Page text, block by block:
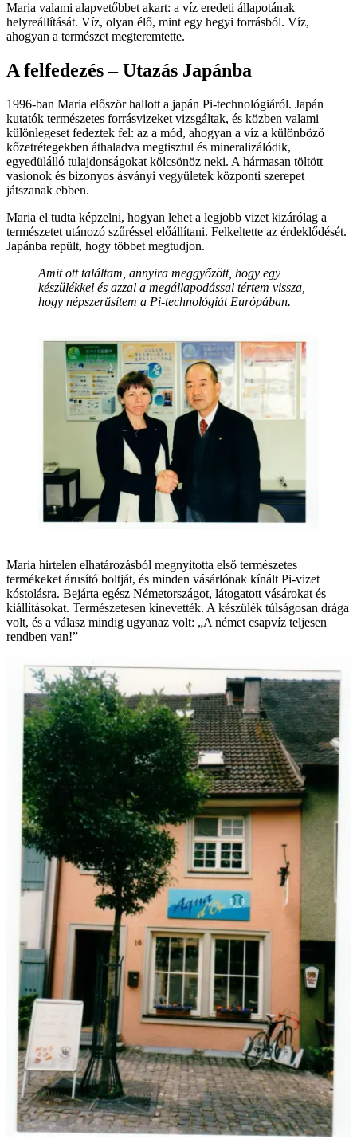
Maria valami alapvetőbbet akart: a víz eredeti állapotának
helyreállítását. Víz, olyan élő, mint egy hegyi forrásból. Víz,
ahogyan a természet megteremtette.
A felfedezés – Utazás Japánba
1996-ban Maria először hallott a japán Pi-technológiáról. Japán
kutatók természetes forrásvizeket vizsgáltak, és közben valami
különlegeset fedeztek fel: az a mód, ahogyan a víz a különböző
kőzetrétegekben áthaladva megtisztul és mineralizálódik,
egyedülálló tulajdonságokat kölcsönöz neki. A hármasan töltött
vasionok és bizonyos ásványi vegyületek központi szerepet
játszanak ebben.
Maria el tudta képzelni, hogyan lehet a legjobb vizet kizárólag a
természetet utánozó szűréssel előállítani. Felkeltette az érdeklődését.
Japánba repült, hogy többet megtudjon.
Amit ott találtam, annyira meggyőzött, hogy egy
készülékkel és azzal a megállapodással tértem vissza,
hogy népszerűsítem a Pi-technológiát Európában.
Maria hirtelen elhatározásból megnyitotta első természetes
termékeket árusító boltját, és minden vásárlónak kínált Pi-vizet
kóstolásra. Bejárta egész Németországot, látogatott vásárokat és
kiállításokat. Természetesen kinevették. A készülék túlságosan drága
volt, és a válasz mindig ugyanaz volt: „A német csapvíz teljesen
rendben van!”